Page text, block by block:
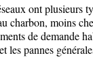
ont plusieurs
charbon, moins
de demande
les pannes